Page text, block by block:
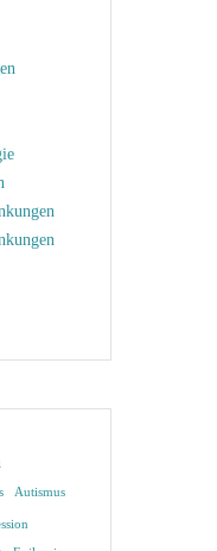
Autismus